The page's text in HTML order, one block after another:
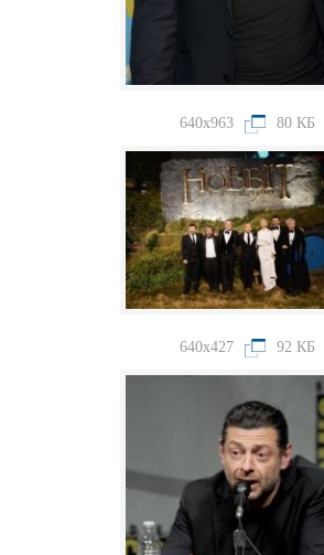
640x963 80 КБ
640x427 92 КБ